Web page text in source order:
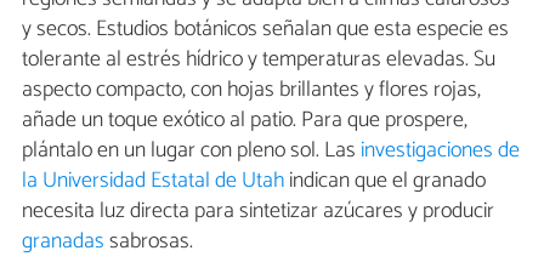
y secos. Estudios botánicos señalan que esta especie es
tolerante al estrés hídrico y temperaturas elevadas. Su
aspecto compacto, con hojas brillantes y flores rojas,
añade un toque exótico al patio. Para que prospere,
plántalo en un lugar con pleno sol. Las investigaciones de
la Universidad Estatal de Utahindican que el granado
necesita luz directa para sintetizar azúcares y producir
granadassabrosas.